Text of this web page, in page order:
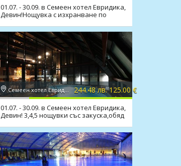
01.07. - 30.09. в Семеен хотел Евридика,
Девин!Нощувка с изхранване по
избор,мин.басейн
Семеен хотел Евридика 3*, Девин 244.48 лв. 125.00 €
01.07. - 30.09. в Семеен хотел Евридика,
Девин! 3,4,5 нощувки със закуска,обяд